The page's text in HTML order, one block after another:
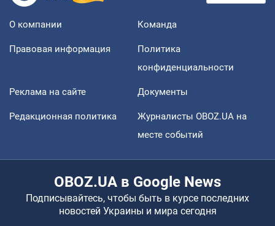
О компании Команда
Правовая информация
Политика
конфиденциальности
Реклама на сайте Документы
Редакционная политика
Журналисты OBOZ.UA на
месте событий
OBOZ.UA в Google News
Подписывайтесь, чтобы быть в курсе последних
новостей Украины и мира сегодня